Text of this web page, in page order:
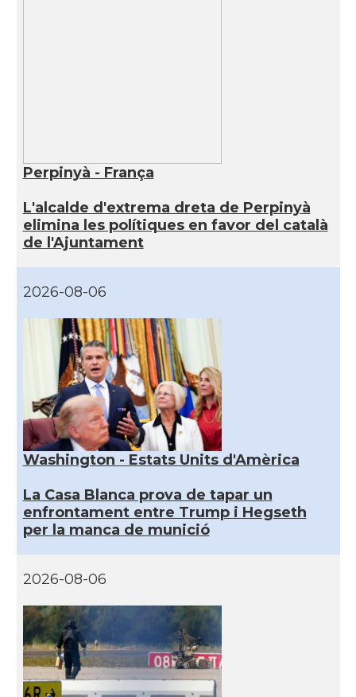
Perpinyà - França
L'alcalde d'extrema dreta de Perpinyà
elimina les polítiques en favor del català
de l'Ajuntament
2026-08-06
Washington - Estats Units d'Amèrica
La Casa Blanca prova de tapar un
enfrontament entre Trump i Hegseth
per la manca de munició
2026-08-06